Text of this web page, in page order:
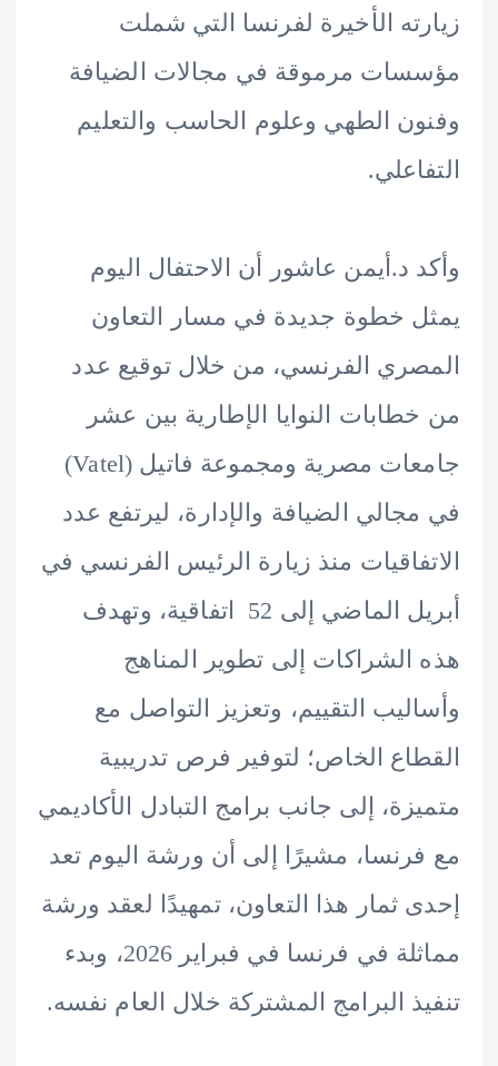
الأخيرة لفرنسا التي شملت
مرموقة في مجالات الضيافة
الطهي وعلوم الحاسب والتعليم
د.أيمن عاشور أن الاحتفال اليوم
خطوة جديدة في مسار التعاون
الفرنسي، من خلال توقيع عدد
النوايا الإطارية بين عشر
جامعات مصرية ومجموعة فاتيل (Vatel)
الضيافة والإدارة، ليرتفع عدد
منذ زيارة الرئيس الفرنسي في
أبريل الماضي إلى 52 اتفاقية، وتهدف
إلى تطوير المناهج
التقييم، وتعزيز التواصل مع
الخاص؛ لتوفير فرص تدريبية
إلى جانب برامج التبادل الأكاديمي
مشيرًا إلى أن ورشة اليوم تعد
ثمار هذا التعاون، تمهيدًا لعقد ورشة
مماثلة في فرنسا في فبراير 2026، وبدء
البرامج المشتركة خلال العام نفسه.